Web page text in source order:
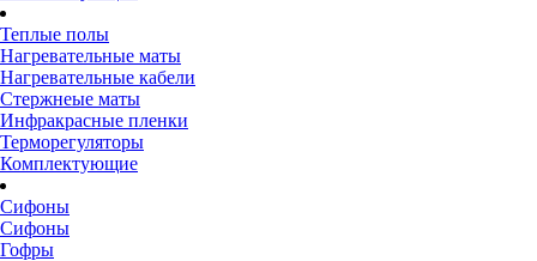
Теплые полы
Нагревательные маты
Нагревательные кабели
Стержнеые маты
Инфракрасные пленки
Терморегуляторы
Комплектующие
Сифоны
Сифоны
Гофры